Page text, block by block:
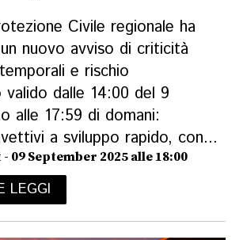
Civile regionale ha
nuovo avviso di criticità
e rischio
dalle 14:00 del 9
alle 17:59 di domani:
a sviluppo rapido, con...
09 September 2025 alle 18:00
LEGGI